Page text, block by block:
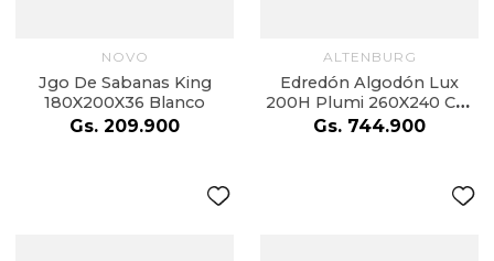
NOVO
Jgo De Sabanas King
180X200X36 Blanco
Gs. 209.900
ALTENBURG
Edredón Algodón Lux
200H Plumi 260X240 Cm
Cinza Inspiración
Gs. 744.900